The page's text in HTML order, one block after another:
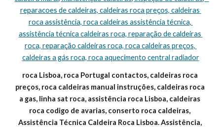
reparacoes de caldeiras, caldeiras roca preços, caldeiras
roca assistência, roca caldeiras assistência técnica,
assistência técnica caldeiras roca, reparação de caldeiras
roca, reparação caldeiras roca, roca caldeiras preços,
caldeiras a gás roca, roca aquecimento central radiador
roca Lisboa, roca Portugal contactos, caldeiras roca
preços, roca caldeiras manual instruções, caldeiras roca
a gas, linha sat roca, assistência roca Lisboa, caldeiras
roca codigo de avarias, conserto roca caldeiras,
Assistência Técnica Caldeira Roca Lisboa. Assistência,